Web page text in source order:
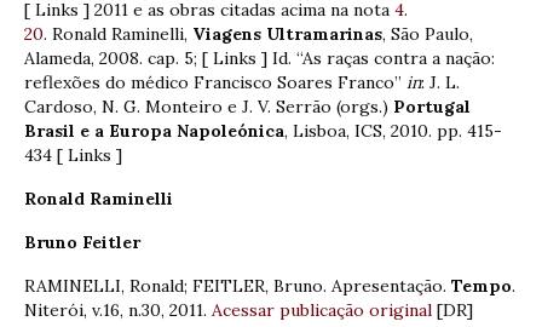
[ Links ] 2011 e as obras citadas acima na nota 4.
20. Ronald Raminelli, Viagens Ultramarinas, São Paulo,
Alameda, 2008. cap. 5; [ Links ] Id. “As raças contra a nação:
reflexões do médico Francisco Soares Franco” in: J. L.
Cardoso, N. G. Monteiro e J. V. Serrão (orgs.) Portugal
Brasil e a Europa Napoleónica, Lisboa, ICS, 2010. pp. 415-
434 [ Links ]
Ronald Raminelli
Bruno Feitler
RAMINELLI, Ronald; FEITLER, Bruno. Apresentação. Tempo.
Niterói, v.16, n.30, 2011. Acessar publicação original [DR]